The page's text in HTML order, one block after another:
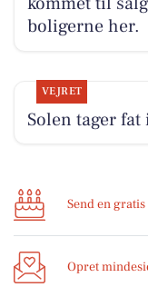
boligerne her.
VEJRET
Solen tager
Send en
Opret